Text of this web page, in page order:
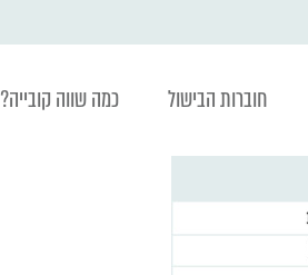
חוברות הבישול כמה שווה קובייה?